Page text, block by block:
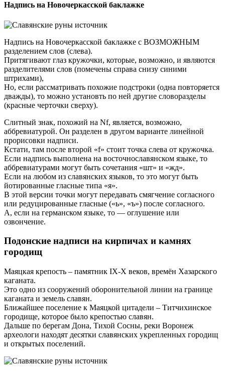
Надпись на Новочеркасской баклажке
Надпись на Новочеркасской баклажке с ВОЗМОЖНЫМ
разделением слов (слева).
Притягивают глаз кружочки, которые, возможно, и являются
разделителями слов (помечены справа снизу синими
штрихами),
Но, если рассматривать похожие подстроки (одна повторяется
дважды), то можно установть по ней другие словоразделы
(красные черточки сверху).
Слитный знак, похожий на Nf, является, возможно,
аббревиатурой. Он разделен в другом варианте линейной
прорисовки надписи.
Кстати, там после второй «f» стоит точка слева от кружочка.
Если надпись выполнена на восточнославянском языке, то
аббревиатурами могут быть сочетания «шт» и «жд».
Если на любом из славянских языков, то это могут быть
йотированные гласные типа «я».
В этой версии точки могут передавать смягчение согласного
или редуцированные гласные («ь», «ъ») после согласного.
А, если на германском языке, то — оглушение или
озвончение.
Подонские надписи на кирпичах и камнях
городищ
Маяцкая крепость – памятник IX-X веков, времён Хазарского
каганата.
Это одно из сооружений оборонительной линии на границе
каганата и земель славян.
Ближайшее поселение к Маяцкой цитадели – Титчихинское
городище, которое было крепостью славян.
Дальше по берегам Дона, Тихой Сосны, реки Воронеж
археологи находят десятки славянских укрепленных городищ
и открытых поселений.